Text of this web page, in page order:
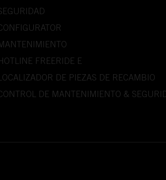
FREERIDE E
DE PIEZAS DE RECAMBIO
DE MANTENIMIENTO &